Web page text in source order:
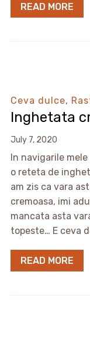
READ MORE
Ceva dulce,
Inghetata
July 7, 2020
In navigarile
o reteta de
am zis ca vara
cremoasa, imi
mancata asta
topeste… E ceva
READ MORE